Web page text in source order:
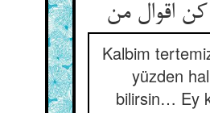
اقوال من
Kalbim
yüzden
bilirsin… Ey